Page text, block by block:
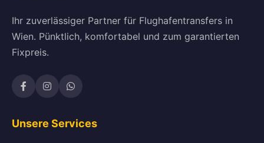
Ihr zuverlässiger Partner für Flughafentransfers in
Wien. Pünktlich, komfortabel und zum garantierten
Fixpreis.
Unsere Services